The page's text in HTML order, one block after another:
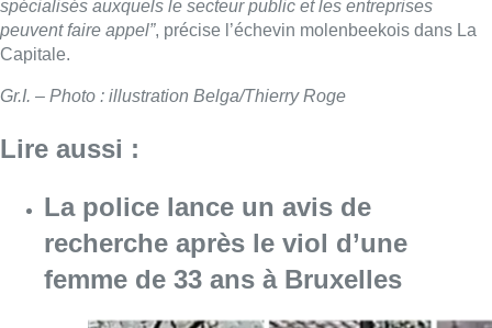
spécialisés auxquels le secteur public et les entreprises
peuvent faire appel”, précise l’échevin molenbeekois dans La
Capitale.
Gr.I. – Photo : illustration Belga/Thierry Roge
Lire aussi :
La police lance un avis de
recherche après le viol d’une
femme de 33 ans à Bruxelles